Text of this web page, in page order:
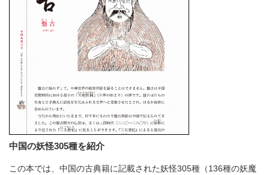
中国の妖怪305種を紹介
この本では、中国の古典籍に記載された妖怪305種（136種の妖魔